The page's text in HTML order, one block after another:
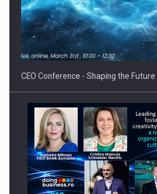
Hard Enduro Piatra Craiului 2026,
CEO Conference - Shaping the Future